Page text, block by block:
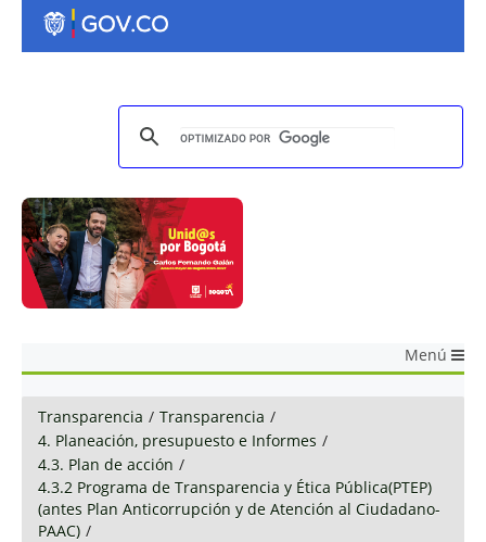
Menú
Transparencia / Transparencia /
4. Planeación, presupuesto e Informes /
4.3. Plan de acción /
4.3.2 Programa de Transparencia y Ética Pública(PTEP)
(antes Plan Anticorrupción y de Atención al Ciudadano-
PAAC) /